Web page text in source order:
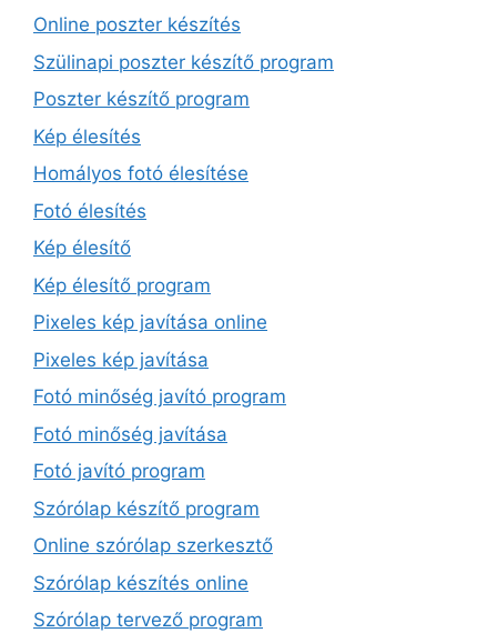
Online poszter készítés
Szülinapi poszter készítő program
Poszter készítő program
Kép élesítés
Homályos fotó élesítése
Fotó élesítés
Kép élesítő
Kép élesítő program
Pixeles kép javítása online
Pixeles kép javítása
Fotó minőség javító program
Fotó minőség javítása
Fotó javító program
Szórólap készítő program
Online szórólap szerkesztő
Szórólap készítés online
Szórólap tervező program